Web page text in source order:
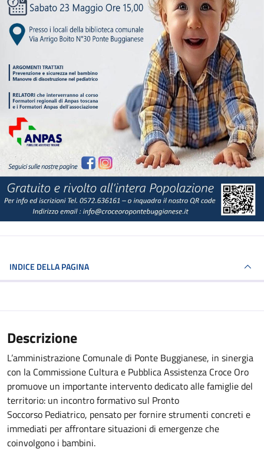
INDICE DELLA PAGINA
Descrizione
L’amministrazione Comunaledi Ponte Buggianese, in sinergia
con la Commissione Cultura e Pubblica Assistenza Croce Oro
promuove un importante intervento dedicato alle famiglie del
territorio: un incontro formativo sul Pronto
Soccorso Pediatrico, pensato per fornire strumenti concreti e
immediati peraffrontare situazioni di emergenze che
coinvolgono i bambini.